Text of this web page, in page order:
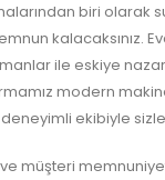
biri olarak
kalacaksınız.
ile eskiye
modern
ekibiyle
müşteri